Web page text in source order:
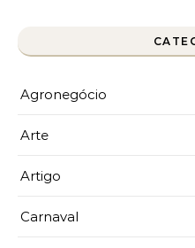
Agronegócio
Arte
Artigo
Carnaval